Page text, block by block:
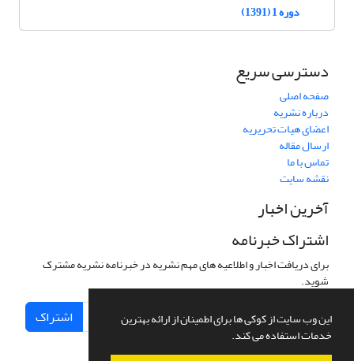
این وب سایت از کوکی ها برای اطمینان از ارائه بهترین
خدمات استفاده می کند.
دوره 1 (1391)
دسترسی سریع
صفحه اصلی
درباره نشریه
اعضای هیات تحریریه
ارسال مقاله
تماس با ما
نقشه سایت
آخرین اخبار
اشتراک خبرنامه
برای دریافت اخبار و اطلاعیه های مهم نشریه در خبرنامه نشریه مشترک
شوید.
اشتراک